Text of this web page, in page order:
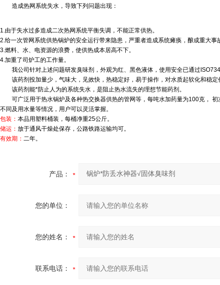
造成热网系统失水，导致下列问题出现：
1.由于失水过多造成二次热网系统平衡失调，不能正常供热。
2.给一次管网系统供热锅炉的安全运行带来隐患，严重者造成系统瘫痪，酿成重大事
3.燃料、水、电资源的浪费，使供热成本居高不下。
4.加重了司炉工的工作量。
我公司针对上述问题研发臭味剂，外观为红、黑色液体，使用安全已通过
该药剂投加量少，气味大，见效快，热稳定好，易于操作，对水质起软化和稳定
该药剂能*防止人为的系统失水，是阻止热水流失的理想节能药剂。
可广泛用于热水锅炉及各种热交换器供热的管网等，每吨水加药量为100克， 初
不同及用水量等情况，用户可以灵活掌握。
包装： 本品用塑料桶装，每桶净重25公斤。
储运： 放于通风干燥处保存，公路铁路运输均可。
有效期： 二年。
产品：
您的单位：
您的姓名：
联系电话：